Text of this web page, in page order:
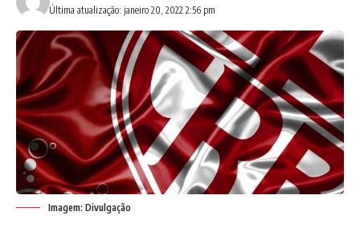
Última atualização: janeiro 20, 2022 2:56 pm
Imagem: Divulgação